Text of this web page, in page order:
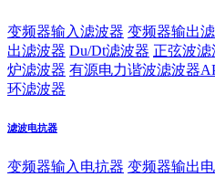
变频器输入滤波器 变频器输出
出滤波器 Du/Dt滤波器 正弦波滤
炉滤波器 有源电力谐波滤波器
环滤波器
滤波电抗器
变频器输入电抗器 变频器输出